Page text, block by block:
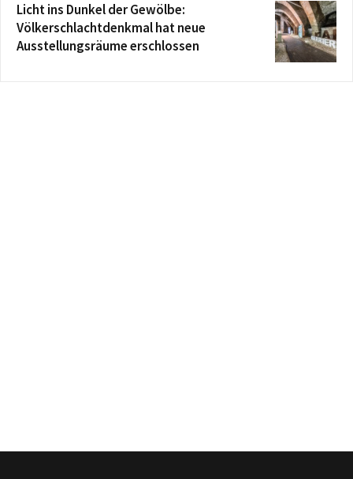
Licht ins Dunkel der Gewölbe:
Völkerschlachtdenkmal hat neue
Ausstellungsräume erschlossen